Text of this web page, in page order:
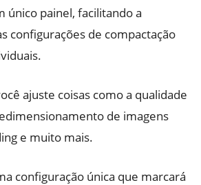
único painel, facilitando a
configurações de compactação
ajuste coisas como a qualidade
de imagens
e muito mais.
configuração única que marcará